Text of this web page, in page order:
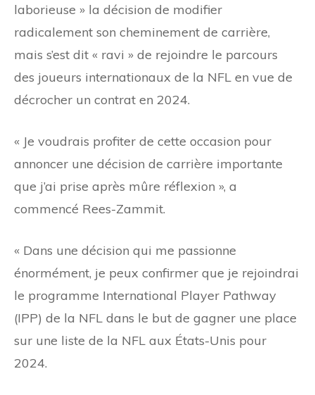
laborieuse » la décision de modifier
radicalement son cheminement de carrière,
mais s’est dit « ravi » de rejoindre le parcours
des joueurs internationaux de la NFL en vue de
décrocher un contrat en 2024.
« Je voudrais profiter de cette occasion pour
annoncer une décision de carrière importante
que j’ai prise après mûre réflexion », a
commencé Rees-Zammit.
« Dans une décision qui me passionne
énormément, je peux confirmer que je rejoindrai
le programme International Player Pathway
(IPP) de la NFL dans le but de gagner une place
sur une liste de la NFL aux États-Unis pour
2024.